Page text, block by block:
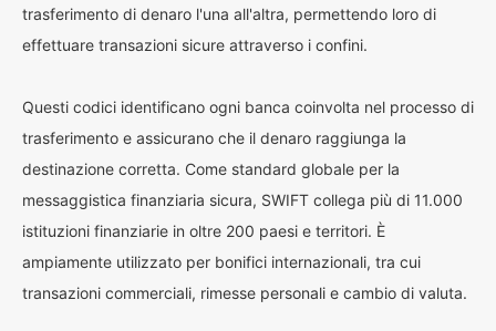
trasferimento di denaro l'una all'altra, permettendo loro di
effettuare transazioni sicure attraverso i confini.
Questi codici identificano ogni banca coinvolta nel processo di
trasferimento e assicurano che il denaro raggiunga la
destinazione corretta. Come standard globale per la
messaggistica finanziaria sicura, SWIFT collega più di 11.000
istituzioni finanziarie in oltre 200 paesi e territori. È
ampiamente utilizzato per bonifici internazionali, tra cui
transazioni commerciali, rimesse personali e cambio di valuta.